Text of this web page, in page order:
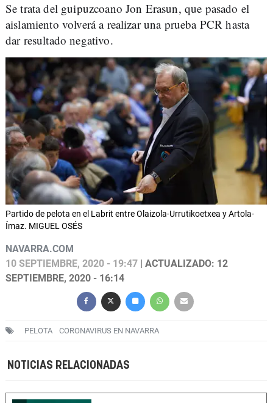
Se trata del guipuzcoano Jon Erasun, que pasado el
aislamiento volverá a realizar una prueba PCR hasta
dar resultado negativo.
Partido de pelota en el Labrit entre Olaizola-Urrutikoetxea y Artola-
Ímaz. MIGUEL OSÉS
NAVARRA.COM
10 SEPTIEMBRE, 2020 - 19:47 | ACTUALIZADO: 12
SEPTIEMBRE, 2020 - 16:14
PELOTA CORONAVIRUS EN NAVARRA
NOTICIAS RELACIONADAS